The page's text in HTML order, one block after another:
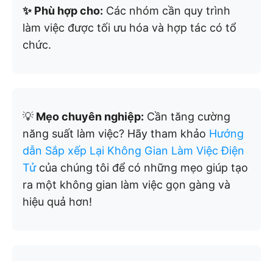
✨ Phù hợp cho: Các nhóm cần quy trình
làm việc được tối ưu hóa và hợp tác có tổ
chức.
💡 Mẹo chuyên nghiệp: Cần tăng cường
năng suất làm việc? Hãy tham khảo Hướng
dẫn Sắp xếp Lại Không Gian Làm Việc Điện
Tửcủa chúng tôi để có những mẹo giúp tạo
ra một không gian làm việc gọn gàng và
hiệu quả hơn!